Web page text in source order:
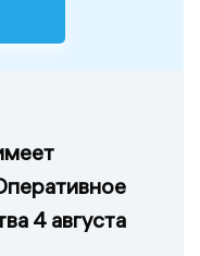
4 августа